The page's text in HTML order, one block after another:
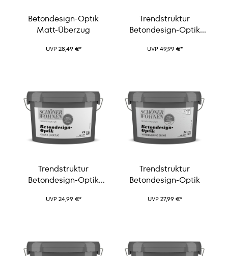
Betondesign-Optik
Matt-Überzug
UVP 28,49 €*
Trendstruktur
Betondesign-Optik
UVP 49,99 €*
Trendstruktur
Betondesign-Optik
UVP 24,99 €*
Trendstruktur
Betondesign-Optik
UVP 27,99 €*